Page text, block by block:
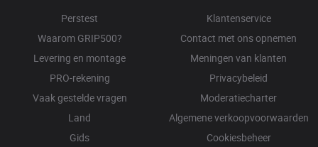
Perstest
Waarom GRIP500?
Levering en montage
PRO-rekening
Vaak gestelde vragen
Land
Gids
Klantenservice
Contact met ons opnemen
Meningen van klanten
Privacybeleid
Moderatiecharter
Algemene verkoopvoorwaarden
Cookiesbeheer